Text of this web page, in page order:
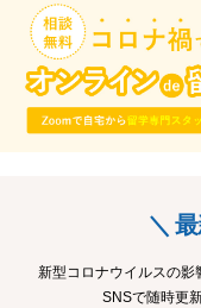
＼
新型コロナウイルスの影
SNSで随時更